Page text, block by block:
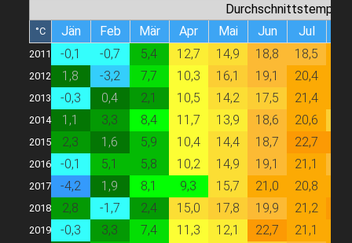
°C Jän Feb Mär Apr Mai Jun Jul
2011 -0,1 -0,7 5,4 12,7 14,9 18,8 18,5
2012 1,8 -3,2 7,7 10,3 16,1 19,1 20,4
2013 -0,3 0,4 2,1 10,5 14,2 17,5 21,4
2014 1,1 3,3 8,4 11,7 13,9 18,6 20,6
2015 2,3 1,6 5,9 10,4 14,4 18,7 22,7
2016 -0,1 5,1 5,8 10,2 14,9 19,1 21,1
2017 -4,2 1,9 8,1 9,3 15,7 21,0 20,8
2018 2,8 -1,7 2,4 15,0 17,8 19,9 21,2
2019 -0,3 3,3 7,4 11,3 12,1 22,7 21,1